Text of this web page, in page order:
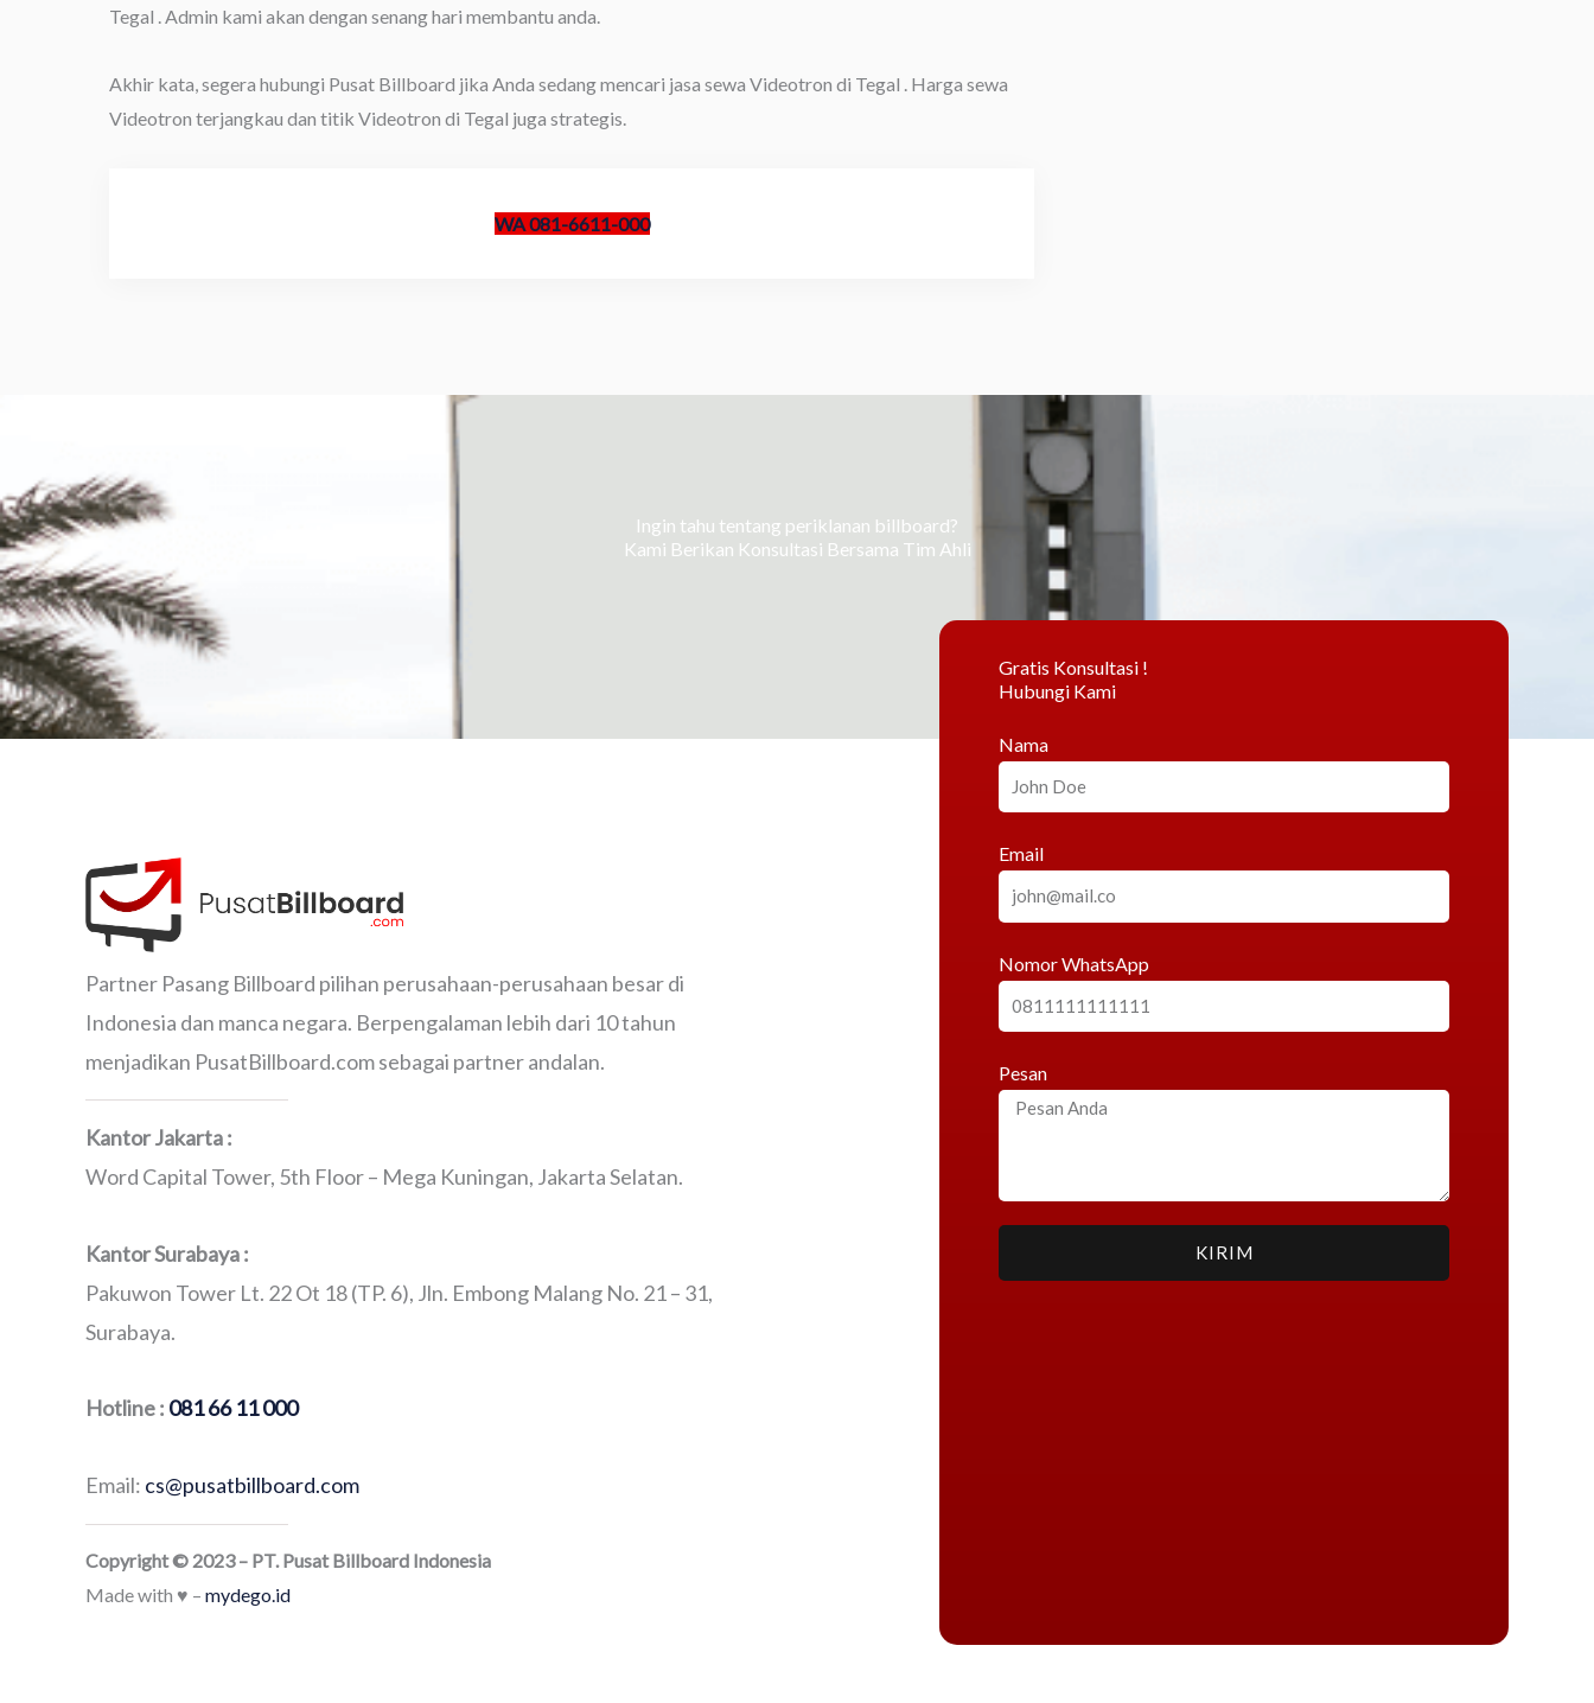
Tegal . Admin kami akan dengan senang hari membantu anda.
Akhir kata, segera hubungi Pusat Billboard jika Anda sedang mencari jasa sewa Videotron di Tegal . Harga sewa
Videotron terjangkau dan titik Videotron di Tegal juga strategis.
WA 081-6611-000
Ingin tahu tentang periklanan billboard?
Kami Berikan Konsultasi Bersama Tim Ahli
Partner Pasang Billboard pilihan perusahaan-perusahaan besar di
Indonesia dan manca negara. Berpengalaman lebih dari 10 tahun
menjadikan PusatBillboard.com sebagai partner andalan.
Kantor Jakarta :
Word Capital Tower, 5th Floor – Mega Kuningan, Jakarta Selatan.
Kantor Surabaya :
Pakuwon Tower Lt. 22 Ot 18 (TP. 6), Jln. Embong Malang No. 21 – 31,
Surabaya.
Hotline : 081 66 11 000
Email: cs@pusatbillboard.com
Copyright © 2023 – PT. Pusat Billboard Indonesia
Made with ♥ – mydego.id
Gratis Konsultasi !
Hubungi Kami
Nama
Email
Nomor WhatsApp
Pesan
KIRIM